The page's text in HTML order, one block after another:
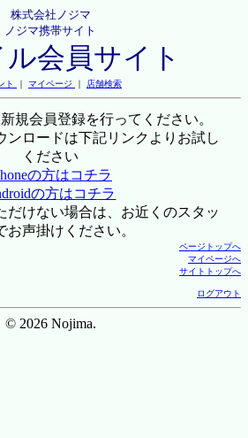
株式会社ノジマ
ノジマ携帯サイト
会員サイト
ト ｜ マイページ ｜ 店舗検索
規会員登録を行ってください。
ンロードは下記リンクよりお試し
ください
の方はコチラ
の方はコチラ
だけない場合は、お近くのスタッ
お声掛けください。
ページトップへ
マイページへ
サイトトップへ
ログアウト
© 2026 Nojima.